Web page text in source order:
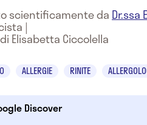
scientificamente da Dr.ssa
|
Elisabetta Ciccolella
ALLERGIE RINITE
Discover